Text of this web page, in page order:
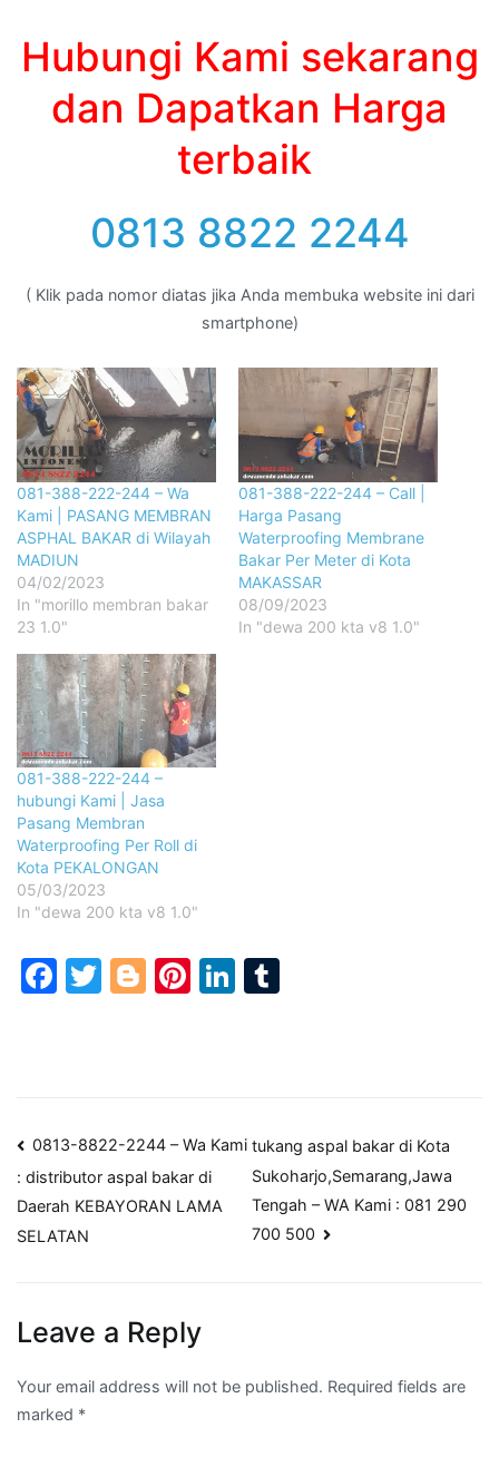
Hubungi Kami sekarang
dan Dapatkan Harga
terbaik
0813 8822 2244
( Klik pada nomor diatas jika Anda membuka website ini dari
smartphone)
081-388-222-244 – Wa
Kami | PASANG MEMBRAN
ASPHAL BAKAR di Wilayah
MADIUN
04/02/2023
In "morillo membran bakar
23 1.0"
081-388-222-244 – Call |
Harga Pasang
Waterproofing Membrane
Bakar Per Meter di Kota
MAKASSAR
08/09/2023
In "dewa 200 kta v8 1.0"
081-388-222-244 –
hubungi Kami | Jasa
Pasang Membran
Waterproofing Per Roll di
Kota PEKALONGAN
05/03/2023
In "dewa 200 kta v8 1.0"
Facebook
Twitter
Blogger
Pinterest
LinkedIn
Post
navigation
0813-8822-2244 – Wa Kami
: distributor aspal bakar di
Daerah KEBAYORAN LAMA
SELATAN
tukang aspal bakar di Kota
Sukoharjo,Semarang,Jawa
Tengah – WA Kami : 081 290
700 500
Leave a Reply
Your email address will not be published. Required fields are
marked *